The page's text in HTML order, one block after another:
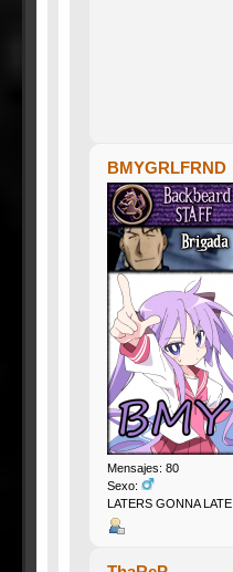
BMYGRLFRND
Mensajes: 80
Sexo:
LATERS GONNA LATE